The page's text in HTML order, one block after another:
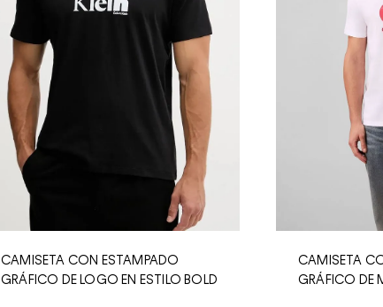
CAMISETA CON ESTAMPADO
GRÁFICO DE LOGO EN ESTILO BOLD
CAMISETA
GRÁFICO DE